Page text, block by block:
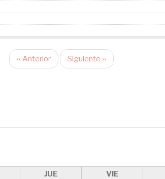
‹‹ Anterior Siguiente ››
JUE VIE